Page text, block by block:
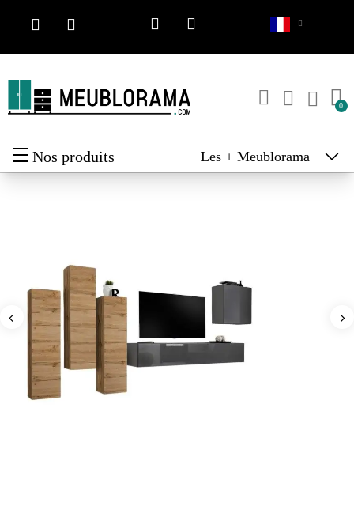
Nos produits Les + Meublorama